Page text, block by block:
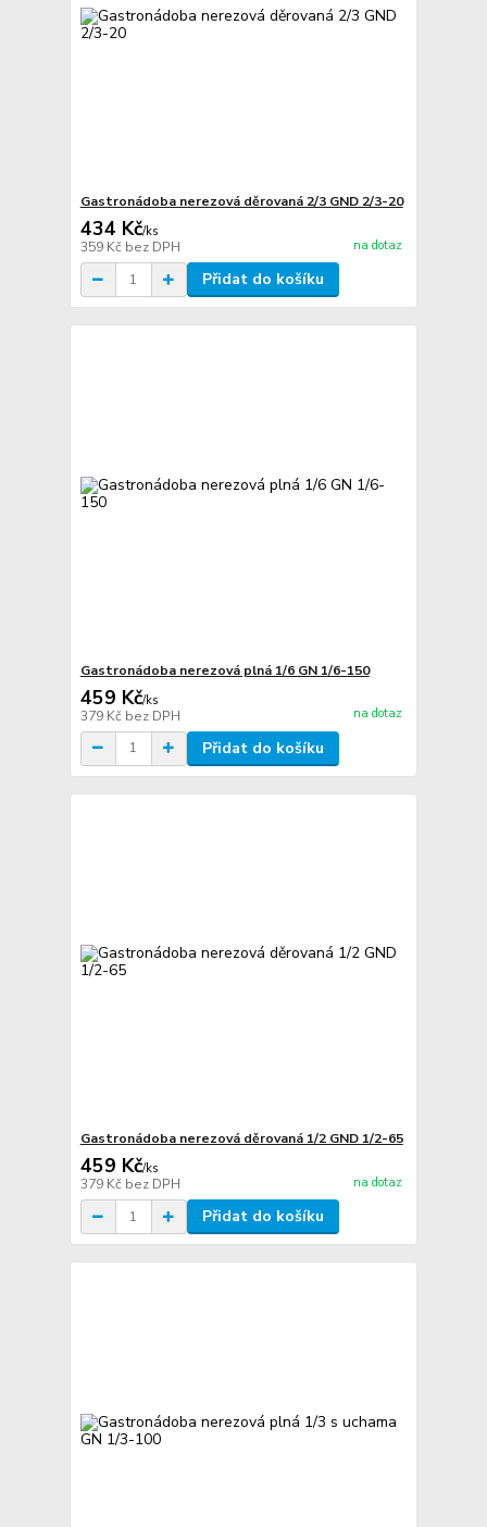
Gastronádoba nerezová děrovaná 2/3 GND 2/3-20
434 Kč/ks
359 Kč bez DPH na dotaz
Přidat do košíku
Gastronádoba nerezová plná 1/6 GN 1/6-150
459 Kč/ks
379 Kč bez DPH na dotaz
Přidat do košíku
Gastronádoba nerezová děrovaná 1/2 GND 1/2-65
459 Kč/ks
379 Kč bez DPH na dotaz
Přidat do košíku